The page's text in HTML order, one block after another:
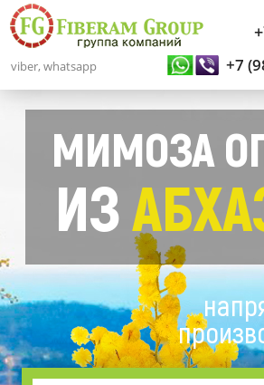
+7
viber, whatsapp
МИМОЗА
ИЗ